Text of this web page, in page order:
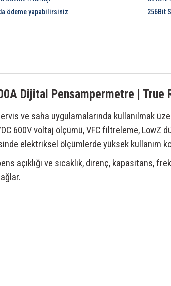
ödeme yapabilirsiniz
256Bit
Dijital Pensampermetre | True
ve saha uygulamalarında kullanılmak
600V voltaj ölçümü, VFC filtreleme, LowZ
elektriksel ölçümlerde yüksek kullanım
açıklığı ve sıcaklık, direnç,